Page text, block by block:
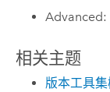
Advanced:
相关主题
版本工具